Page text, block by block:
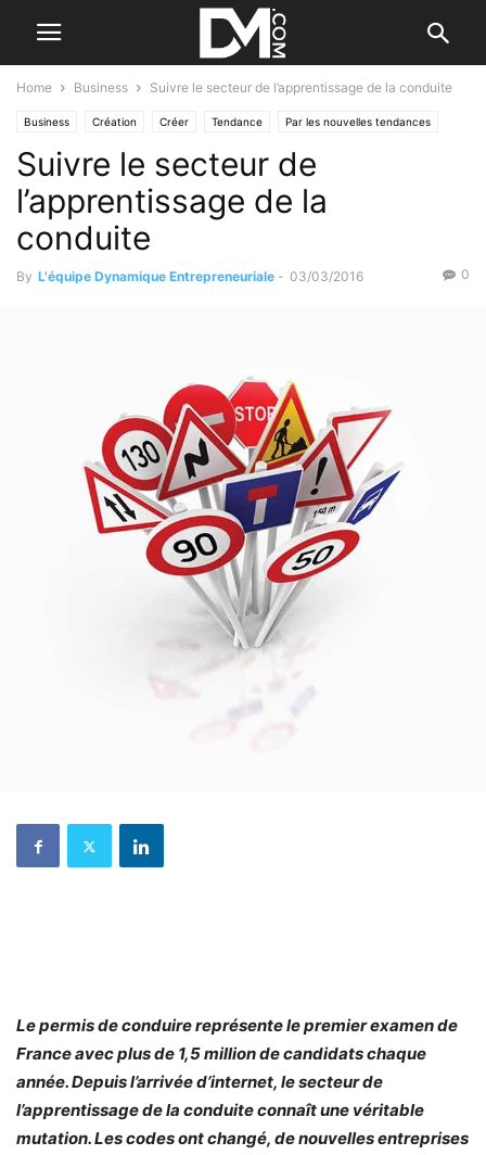
Home Business Suivre le secteur de l’apprentissage de la conduite
Business Création Créer Tendance Par les nouvelles tendances
Suivre le secteur de
l’apprentissage de la
conduite
By L'équipe Dynamique Entrepreneuriale - 03/03/2016 0
Le permis de conduire représente le premier examen de
France avec plus de 1,5 million de candidats chaque
année. Depuis l’arrivée d’internet, le secteur de
l’apprentissage de la conduite connaît une véritable
mutation. Les codes ont changé, de nouvelles entreprises